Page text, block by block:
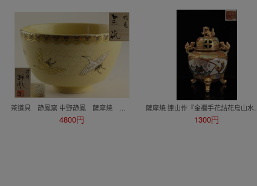
4800円 1300円